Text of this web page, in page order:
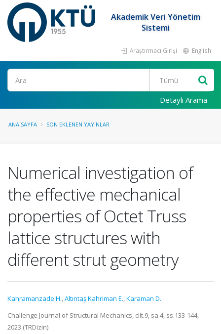
Akademik Veri Yönetim
Sistemi
Araştırmacı Girişi English
Ara
Detaylı Arama
ANA SAYFA SON EKLENEN YAYINLAR
Numerical investigation of
the effective mechanical
properties of Octet Truss
lattice structures with
different strut geometry
Kahramanzade H.,Altıntaş Kahriman E.,Karaman D.
Challenge Journal of Structural Mechanics, cilt.9, sa.4, ss.133-144,
2023 (TRDizin)